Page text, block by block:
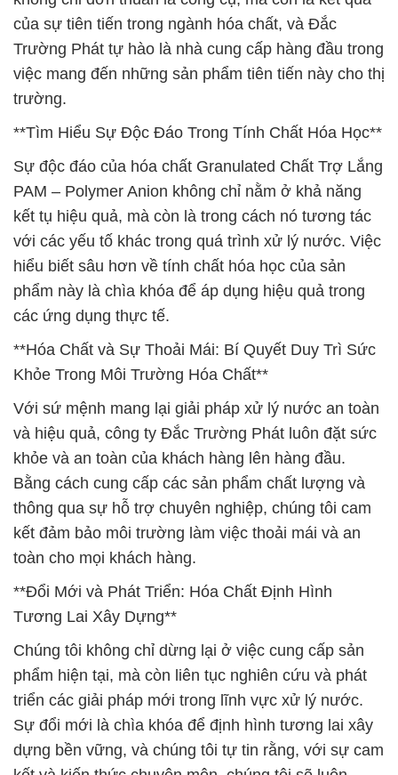
của sự tiên tiến trong ngành hóa chất, và Đắc
Trường Phát tự hào là nhà cung cấp hàng đầu trong
việc mang đến những sản phẩm tiên tiến này cho thị
trường.
**Tìm Hiểu Sự Độc Đáo Trong Tính Chất Hóa Học**
Sự độc đáo của hóa chất Granulated Chất Trợ Lắng
PAM – Polymer Anion không chỉ nằm ở khả năng
kết tụ hiệu quả, mà còn là trong cách nó tương tác
với các yếu tố khác trong quá trình xử lý nước. Việc
hiểu biết sâu hơn về tính chất hóa học của sản
phẩm này là chìa khóa để áp dụng hiệu quả trong
các ứng dụng thực tế.
**Hóa Chất và Sự Thoải Mái: Bí Quyết Duy Trì Sức
Khỏe Trong Môi Trường Hóa Chất**
Với sứ mệnh mang lại giải pháp xử lý nước an toàn
và hiệu quả, công ty Đắc Trường Phát luôn đặt sức
khỏe và an toàn của khách hàng lên hàng đầu.
Bằng cách cung cấp các sản phẩm chất lượng và
thông qua sự hỗ trợ chuyên nghiệp, chúng tôi cam
kết đảm bảo môi trường làm việc thoải mái và an
toàn cho mọi khách hàng.
**Đổi Mới và Phát Triển: Hóa Chất Định Hình
Tương Lai Xây Dựng**
Chúng tôi không chỉ dừng lại ở việc cung cấp sản
phẩm hiện tại, mà còn liên tục nghiên cứu và phát
triển các giải pháp mới trong lĩnh vực xử lý nước.
Sự đổi mới là chìa khóa để định hình tương lai xây
dựng bền vững, và chúng tôi tự tin rằng, với sự cam